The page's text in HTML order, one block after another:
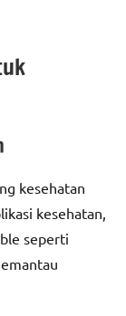
kesehatan
kesehatan,
seperti